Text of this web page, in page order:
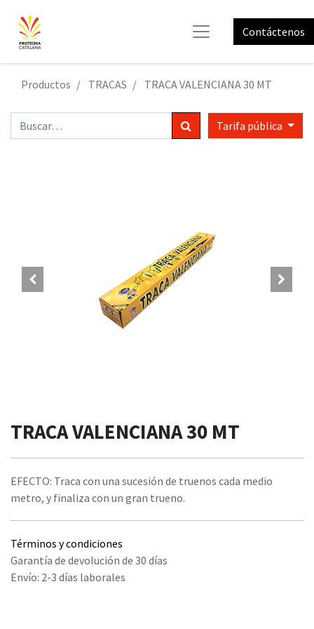
Contáctenos
Productos TRACAS TRACA VALENCIANA 30 MT
Tarifa pública
TRACA VALENCIANA 30 MT
EFECTO: Traca con una sucesión de truenos cada medio
metro, y finaliza con un gran trueno.
Términos y condiciones
Garantía de devolución de 30 días
Envío: 2-3 días laborales